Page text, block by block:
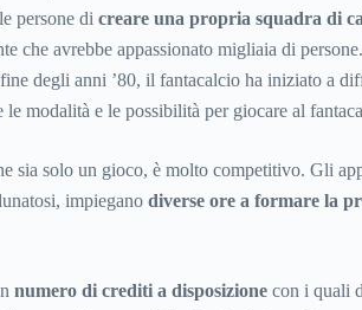
persone di creare una propria squadra di
che avrebbe appassionato migliaia di
degli anni ’80, il fantacalcio ha iniziato a
le modalità e le possibilità per giocare al
sia solo un gioco, è molto competitivo. Gli
impiegano diverse ore a formare la
numero di crediti a disposizionecon i quali